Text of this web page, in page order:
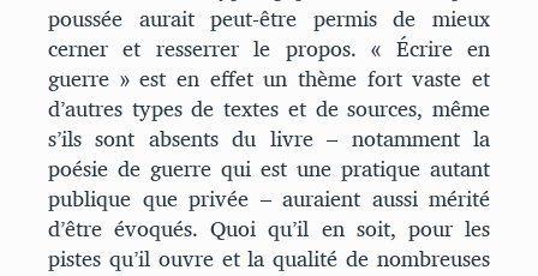
poussée aurait peut-être permis de mieux
cerner et resserrer le propos. « Écrire en
guerre » est en effet un thème fort vaste et
d’autres types de textes et de sources, même
s’ils sont absents du livre – notamment la
poésie de guerre qui est une pratique autant
publique que privée – auraient aussi mérité
d’être évoqués. Quoi qu’il en soit, pour les
pistes qu’il ouvre et la qualité de nombreuses